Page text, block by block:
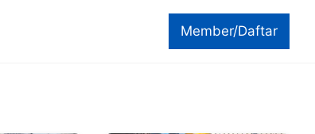
Member/Daftar